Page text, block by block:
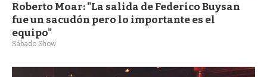
Roberto Moar: "La salida de Federico Buysan
fue un sacudón pero lo importante es el
equipo"
Sábado Show